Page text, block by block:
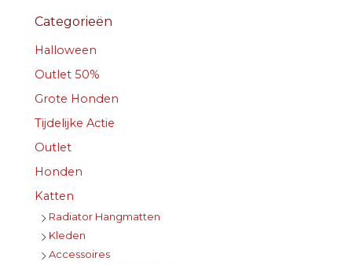
Categorieën
Halloween
Outlet 50%
Grote Honden
Tijdelijke Actie
Outlet
Honden
Katten
Radiator Hangmatten
Kleden
Accessoires